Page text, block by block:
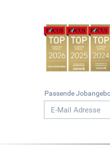
Passende